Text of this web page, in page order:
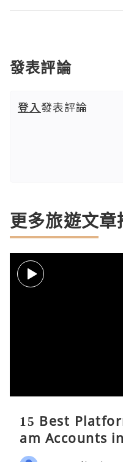
發表評論
登入發表評論
更多旅遊文章
15 Best
am Accounts